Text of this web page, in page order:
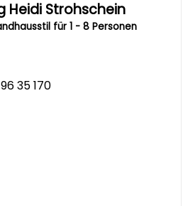
Heidi Strohschein
für 1 - 8 Personen
35 170